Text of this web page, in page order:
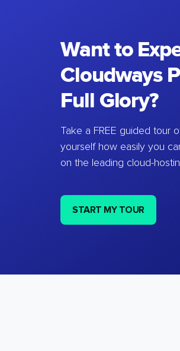
Want to
Cloudways
Full Glory?
Take a FREE guided tour
yourself how easily you
on the leading cloud-
START MY TOUR